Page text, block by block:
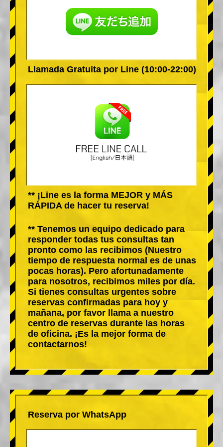
Llamada Gratuita por Line (10:00-22:00)
** ¡Line es la forma MEJOR y MÁS
RÁPIDA de hacer tu reserva!
** Tenemos un equipo dedicado para
responder todas tus consultas tan
pronto como las recibimos (Nuestro
tiempo de respuesta normal es de unas
pocas horas). Pero afortunadamente
para nosotros, recibimos miles por día.
Si tienes consultas urgentes sobre
reservas confirmadas para hoy y
mañana, por favor llama a nuestro
centro de reservas durante las horas
de oficina. ¡Es la mejor forma de
contactarnos!
Reserva por WhatsApp